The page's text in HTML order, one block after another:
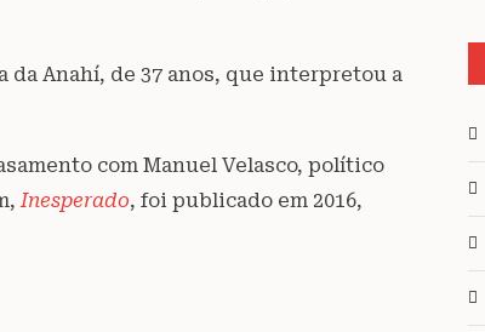
da Anahí, de 37 anos, que interpretou a
com Manuel Velasco, político
Inesperado, foi publicado em 2016,